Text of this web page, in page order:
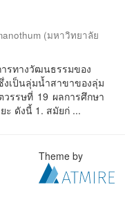
(มหาวิทยาลัย
รทางวัฒนธรรมของ
ป็นลุ่มน้ำสาขาของลุ่ม
รรษที่ 19 ผลการศึกษา
ะ ดังนี้ 1. สมัยก่ ...
Theme by